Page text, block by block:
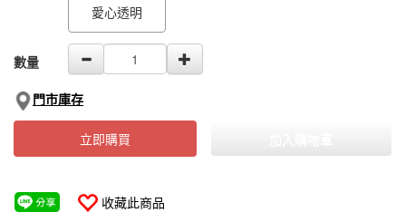
愛心透明
數量
門市庫存
立即購買
收藏此商品